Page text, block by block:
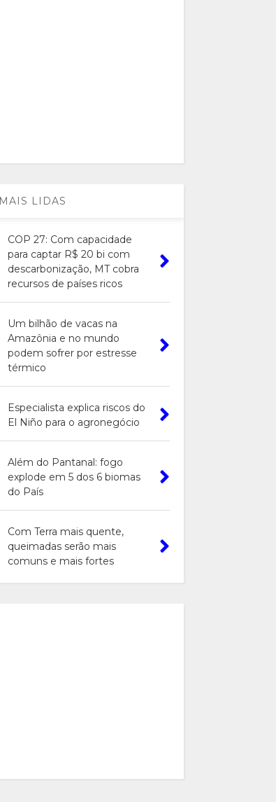
MAIS LIDAS
COP 27: Com capacidade
para captar R$ 20 bi com
descarbonização, MT cobra
recursos de países ricos
Um bilhão de vacas na
Amazônia e no mundo
podem sofrer por estresse
térmico
Especialista explica riscos do
El Niño para o agronegócio
Além do Pantanal: fogo
explode em 5 dos 6 biomas
do País
Com Terra mais quente,
queimadas serão mais
comuns e mais fortes